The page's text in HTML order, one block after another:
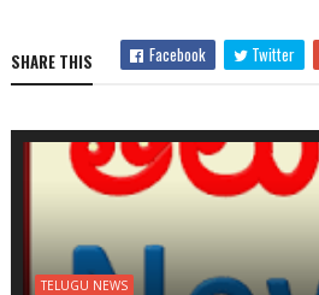
SHARE THIS Facebook Twitter
TELUGU NEWS